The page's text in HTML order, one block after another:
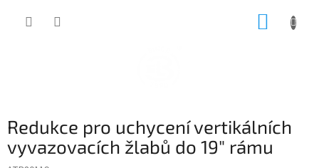
Redukce pro uchycení vertikálních
vyvazovacích žlabů do 19" rámu